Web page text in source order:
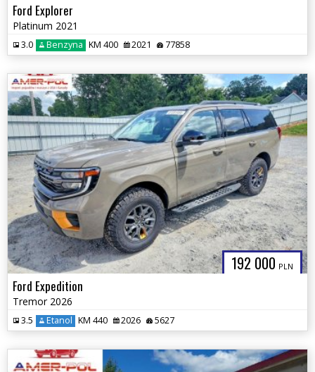
Ford Explorer
Platinum 2021
3.0 Benzyna KM 400 2021 77858
192 000 PLN
Ford Expedition
Tremor 2026
3.5 Etanol KM 440 2026 5627